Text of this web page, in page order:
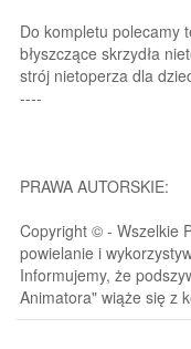
Do kompletu polecamy
błyszczące skrzydła
strój nietoperza dla
----
PRAWA AUTORSKIE:
Copyright © - Wszelkie
powielanie i
Informujemy, że
Animatora" wiąże się z